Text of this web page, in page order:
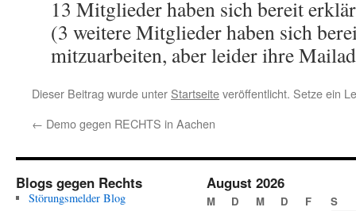
13 Mitglieder haben sich bereit
(3 weitere Mitglieder haben sich
mitzuarbeiten, aber leider ihre
Dieser Beitrag wurde unter Startseiteveröffentlicht. Setze ein
← Demo gegen RECHTS in Aachen
Blogs gegen Rechts
Störungsmelder Blog
August 2026
M D M D F S